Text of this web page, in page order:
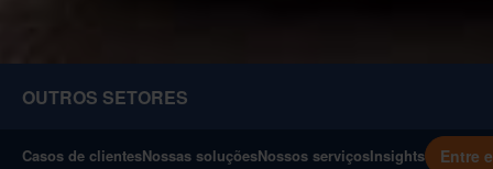
OUTROS SETORES
Casos de clientesNossas soluçõesNossos serviçosInsights Entre